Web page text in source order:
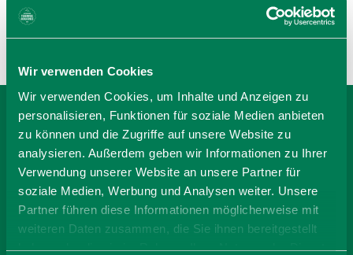
Wir verwenden Cookies
Wir verwenden Cookies, um Inhalte und Anzeigen zu
personalisieren, Funktionen für soziale Medien anbieten
zu können und die Zugriffe auf unsere Website zu
analysieren. Außerdem geben wir Informationen zu Ihrer
Verwendung unserer Website an unsere Partner für
soziale Medien, Werbung und Analysen weiter. Unsere
Partner führen diese Informationen möglicherweise mit
weiteren Daten zusammen, die Sie ihnen bereitgestellt
haben oder die sie im Rahmen Ihrer Nutzung der Dienste
BEI KIRCHBERGERHOF
BUCHEN
-